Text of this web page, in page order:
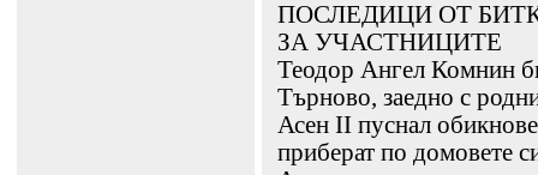
ПОСЛЕДИЦИ ОТ
ЗА УЧАСТНИЦИТЕ
Теодор Ангел Комнин
Търново, заедно с
Асен ІІ пуснал
приберат по домовете